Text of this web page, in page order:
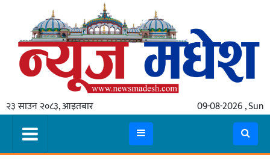
२३ साउन २०८३, आइतबार 09-08-2026 , Sun
गृहपृष्ठ
स्थानीय
प्रदेश